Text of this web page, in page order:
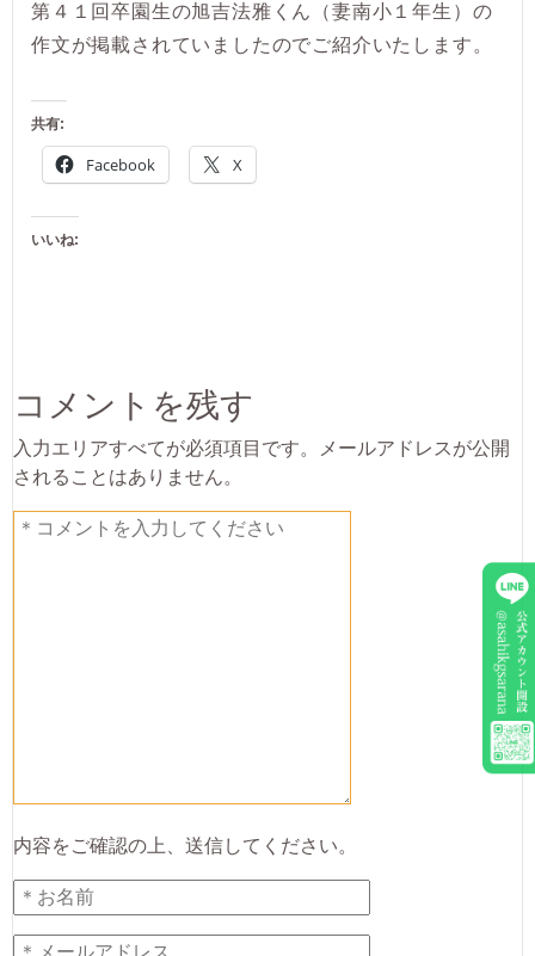
第４１回卒園生の旭吉法雅くん（妻南小１年生）の
作文が掲載されていましたのでご紹介いたします。
共有:
Facebook X
いいね:
コメントを残す
入力エリアすべてが必須項目です。メールアドレスが公開
されることはありません。
内容をご確認の上、送信してください。